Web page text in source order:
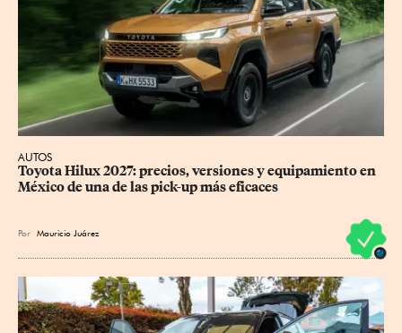
AUTOS
Toyota Hilux 2027: precios, versiones y equipamiento en
México de una de las pick-up más eficaces
Por Mauricio Juárez